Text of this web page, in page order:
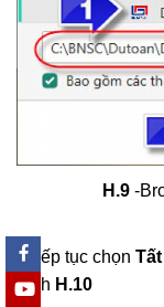
H.9 -
- Tiếp tục chọn
hình H.10